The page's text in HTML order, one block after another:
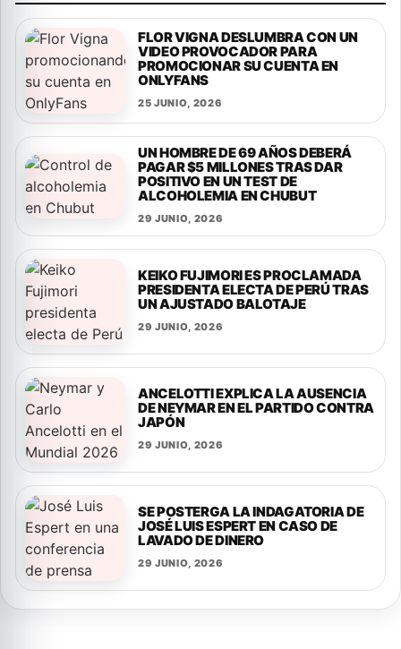
FLOR VIGNA DESLUMBRA CON UN
VIDEO PROVOCADOR PARA
PROMOCIONAR SU CUENTA EN
ONLYFANS
25 JUNIO, 2026
UN HOMBRE DE 69 AÑOS DEBERÁ
PAGAR $5 MILLONES TRAS DAR
POSITIVO EN UN TEST DE
ALCOHOLEMIA EN CHUBUT
29 JUNIO, 2026
KEIKO FUJIMORI ES PROCLAMADA
PRESIDENTA ELECTA DE PERÚ TRAS
UN AJUSTADO BALOTAJE
29 JUNIO, 2026
ANCELOTTI EXPLICA LA AUSENCIA
DE NEYMAR EN EL PARTIDO CONTRA
JAPÓN
29 JUNIO, 2026
SE POSTERGA LA INDAGATORIA DE
JOSÉ LUIS ESPERT EN CASO DE
LAVADO DE DINERO
29 JUNIO, 2026